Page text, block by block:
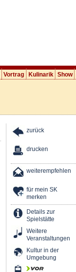
Vortrag Kulinarik Show
zurück
drucken
weiterempfehlen
für mein SK
merken
Details zur
Spielstätte
Weitere
Veranstaltungen
Kultur in der
Umgebung